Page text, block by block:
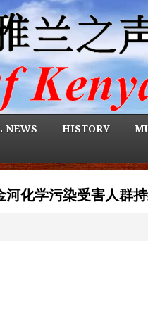
NEWS HISTORY
河化学污染受害人群